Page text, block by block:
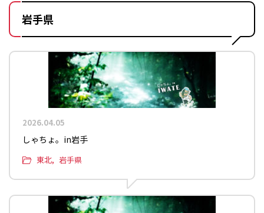
岩手県
2026.04.05
しゃちょ。in岩手
東北 岩手県